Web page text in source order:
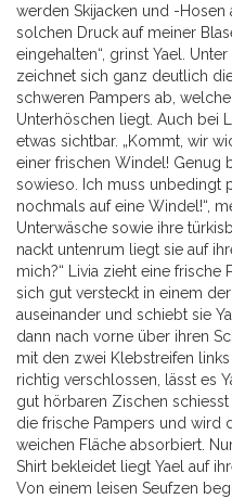
werden Skijacken und -Hosen
solchen Druck auf meiner
eingehalten“, grinst Yael.
zeichnet sich ganz deutlich
schweren Pampers ab,
Unterhöschen liegt. Auch bei
etwas sichtbar. „Kommt, wir
einer frischen Windel! Genug
sowieso. Ich muss unbedingt
nochmals auf eine Windel!“,
Unterwäsche sowie ihre
nackt untenrum liegt sie auf
mich?“ Livia zieht eine frische
sich gut versteckt in einem
auseinander und schiebt sie
dann nach vorne über ihren
mit den zwei Klebstreifen
richtig verschlossen, lässt es
gut hörbaren Zischen
die frische Pampers und wird
weichen Fläche absorbiert.
Shirt bekleidet liegt Yael auf
Von einem leisen Seufzen